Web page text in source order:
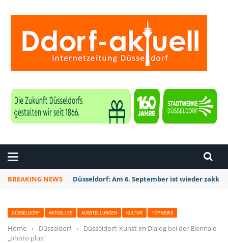
BREAKING NEWS Düsseldorf Kalkum: Bei
DÜSSELDORF AKTUELLES AUSSTELLUNGEN KULTUR TOP NEWS
Home › Düsseldorf ›
Düsseldorf: Kunst im Dialog bei der Biennale
„photo plus“